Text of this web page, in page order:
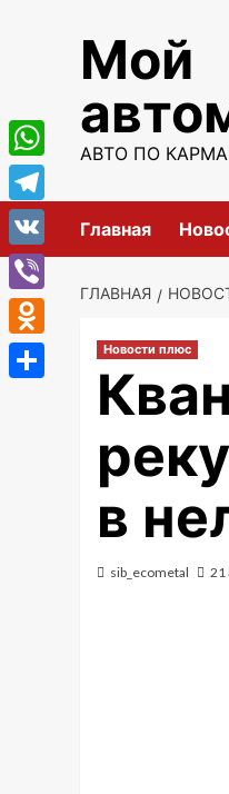
содержимомуМой
АВТО ПО
Главная
ГЛАВНАЯ
Новости плюс
в
sib_ecometal 21
WhatsApp
Telegram
VK
Viber
Odnoklassniki